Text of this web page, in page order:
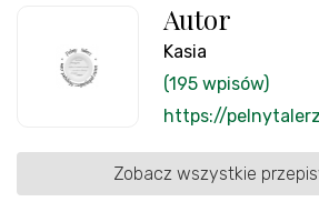
Autor
Kasia
(195 wpisów)
https://
Zobacz wszystkie